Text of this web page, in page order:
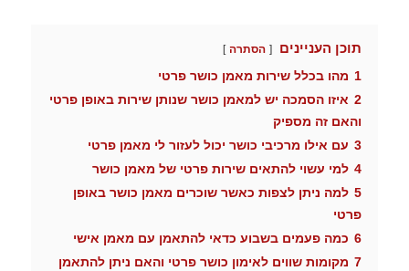
תוכן העניינים הסתרה
1 מהו בכלל שירות מאמן כושר פרטי
2 איזו הסמכה יש למאמן כושר שנותן שירות באופן פרטי
והאם זה מספיק
3 עם אילו מרכיבי כושר יכול לעזור לי מאמן פרטי
4 למי עשוי להתאים שירות פרטי של מאמן כושר
5 למה ניתן לצפות כאשר שוכרים מאמן כושר באופן
פרטי
6 כמה פעמים בשבוע כדאי להתאמן עם מאמן אישי
7 מקומות שווים לאימון כושר פרטי והאם ניתן להתאמן